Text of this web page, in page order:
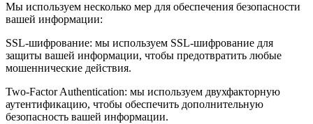
Мы используем несколько мер для обеспечения безопасности
вашей информации:
SSL-шифрование: мы используем SSL-шифрование для
защиты вашей информации, чтобы предотвратить любые
мошеннические действия.
Two-Factor Authentication: мы используем двухфакторную
аутентификацию, чтобы обеспечить дополнительную
безопасность вашей информации.